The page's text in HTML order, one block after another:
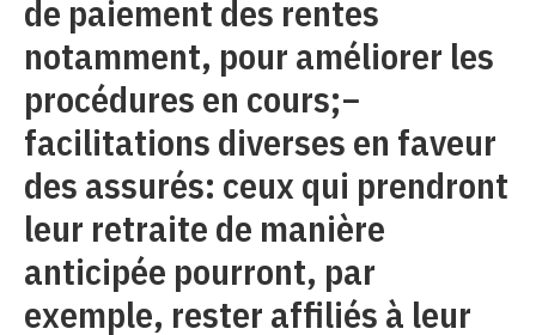
de paiement des rentes
notamment, pour améliorer les
procédures en cours;−
facilitations diverses en faveur
des assurés: ceux qui prendront
leur retraite de manière
anticipée pourront, par
exemple, rester affiliés à leur